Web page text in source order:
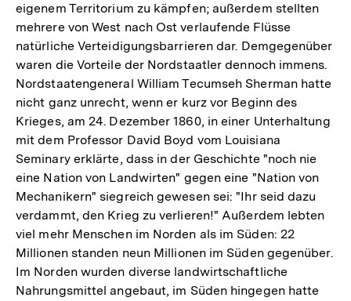
eigenem Territorium zu kämpfen; außerdem stellten
mehrere von West nach Ost verlaufende Flüsse
natürliche Verteidigungsbarrieren dar. Demgegenüber
waren die Vorteile der Nordstaatler dennoch immens.
Nordstaatengeneral William Tecumseh Sherman hatte
nicht ganz unrecht, wenn er kurz vor Beginn des
Krieges, am 24. Dezember 1860, in einer Unterhaltung
mit dem Professor David Boyd vom Louisiana
Seminary erklärte, dass in der Geschichte "noch nie
eine Nation von Landwirten" gegen eine "Nation von
Mechanikern" siegreich gewesen sei: "Ihr seid dazu
verdammt, den Krieg zu verlieren!" Außerdem lebten
viel mehr Menschen im Norden als im Süden: 22
Millionen standen neun Millionen im Süden gegenüber.
Im Norden wurden diverse landwirtschaftliche
Nahrungsmittel angebaut, im Süden hingegen hatte